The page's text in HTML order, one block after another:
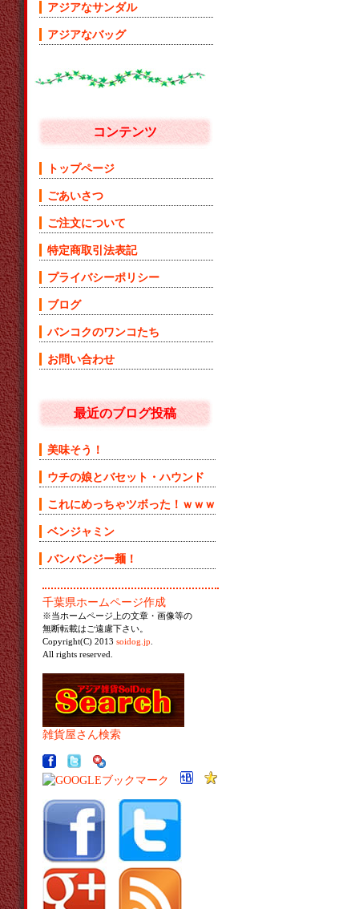
アジアなサンダル
アジアなバッグ
コンテンツ
トップページ
ごあいさつ
ご注文について
特定商取引法表記
プライバシーポリシー
ブログ
バンコクのワンコたち
お問い合わせ
最近のブログ投稿
美味そう！
ウチの娘とバセット・ハウンド
これにめっちゃツボった！ｗｗｗ
ベンジャミン
バンバンジー麺！
千葉県ホームページ作成
※当ホームページ上の文章・画像等の
無断転載はご遠慮下さい。
Copyright(C) 2013 soidog.jp
All rights reserved.
雑貨屋さん検索